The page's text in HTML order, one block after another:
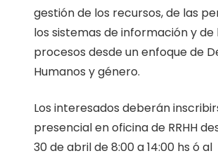
gestión de los recursos, de las
los sistemas de información y de
procesos desde un enfoque de
Humanos y género.
Los interesados deberán
presencial en oficina de RRHH
30 de abril de 8:00 a 14:00 hs ó al